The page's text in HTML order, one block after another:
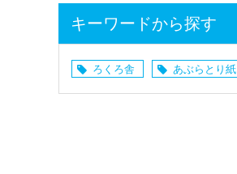
キーワードから探す
ろくろ舎 あぶらとり紙